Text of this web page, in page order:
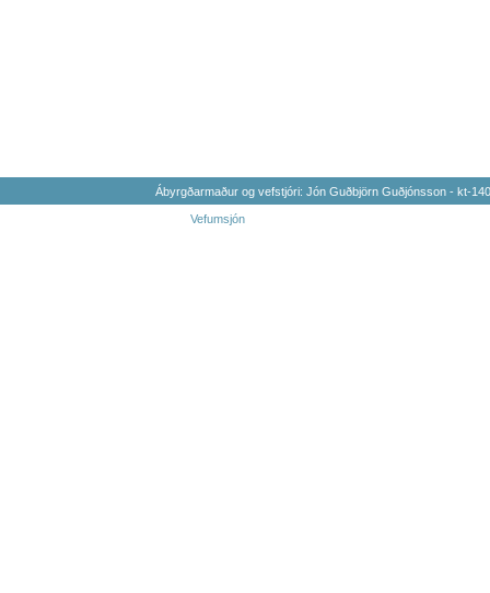
Ábyrgðarmaður og vefstjóri: Jón Guðbjörn Guðjónsson - kt-
Vefumsjón